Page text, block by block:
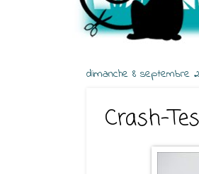
dimanche 8 septembre
Crash-